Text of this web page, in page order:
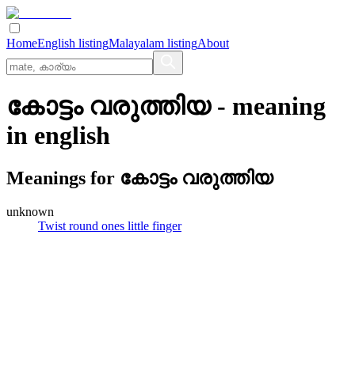
HomeEnglish listingMalayalam listingAbout
കോട്ടം വരുത്തിയ- meaning
in english
Meanings for കോട്ടം വരുത്തിയ
unknown
Twist round ones little finger